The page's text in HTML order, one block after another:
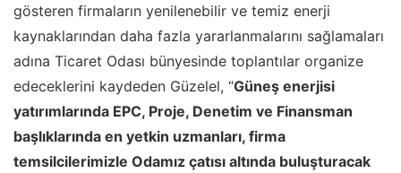
gösteren firmaların yenilenebilir ve temiz enerji
kaynaklarından daha fazla yararlanmalarını sağlamaları
adına Ticaret Odası bünyesinde toplantılar organize
edeceklerini kaydeden Güzelel, “Güneş enerjisi
yatırımlarında EPC, Proje, Denetim ve Finansman
başlıklarında en yetkin uzmanları, firma
temsilcilerimizle Odamız çatısı altında buluşturacak